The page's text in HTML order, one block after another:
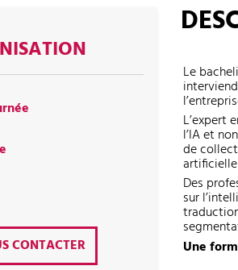
CONTACTER
Le
L’expert
l’IA et
de
Des
sur
Une